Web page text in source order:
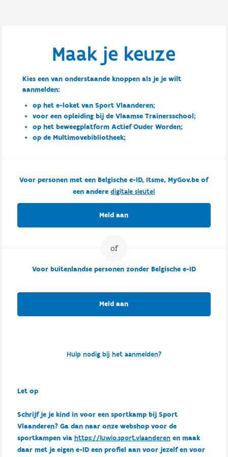
Maak je keuze
Kies een van onderstaande knoppen als je je wilt
aanmelden:
op het e-loket van Sport Vlaanderen;
voor een opleiding bij de Vlaamse Trainersschool;
op het beweegplatform Actief Ouder Worden;
op de Multimovebibliotheek;
Voor personen met een Belgische e-ID, Itsme, MyGov.be of
een anderedigitale sleutel
Meld aan
Voor buitenlandse personen zonder Belgische e-ID
Meld aan
Hulp nodig bij het aanmelden?
Let op
Schrijf je je kind in voor een sportkamp bij Sport
Vlaanderen? Ga dan naar onze webshop voor de
sportkampen via https://luwio.sport.vlaanderenen maak
daar met je eigen e-ID een profiel aan voor jezelf en voor